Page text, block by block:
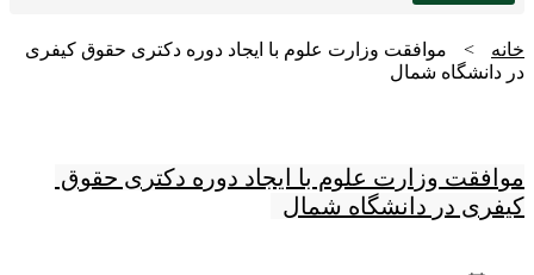
خانه >
موافقت وزارت علوم با ایجاد دوره دکتری حقوق کیفری
در دانشگاه شمال
موافقت وزارت علوم با ایجاد دوره دکتری حقوق
کیفری در دانشگاه شمال